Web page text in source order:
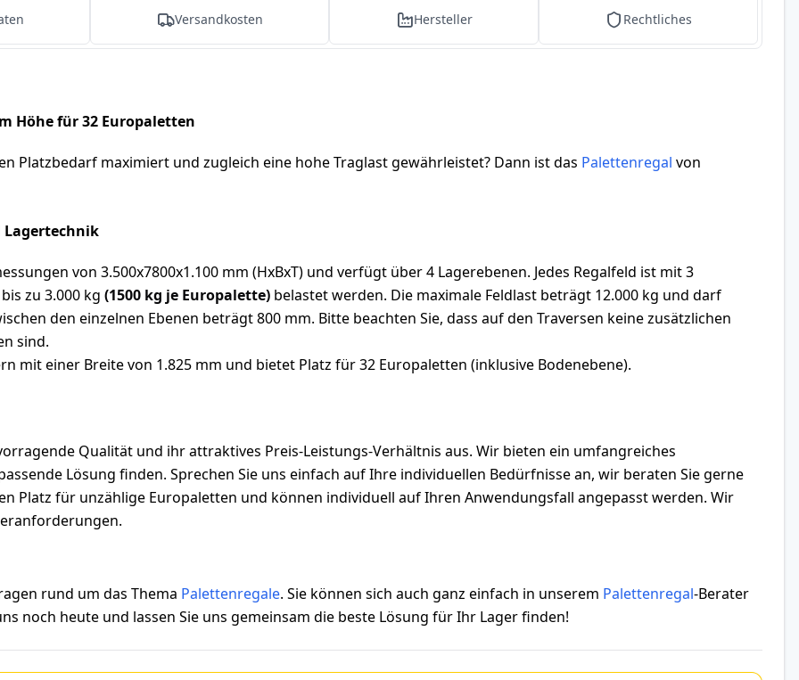
Versandkosten Hersteller Rechtliches
Höhe für 32 Europaletten
Platzbedarf maximiert und zugleich eine hohe Traglast gewährleistet? Dann ist das Palettenregal von
Lagertechnik
von 3.500x7800x1.100 mm (HxBxT) und verfügt über 4 Lagerebenen. Jedes Regalfeld ist mit 3
zu 3.000 kg (1500 kg je Europalette) belastet werden. Die maximale Feldlast beträgt 12.000 kg und darf
den einzelnen Ebenen beträgt 800 mm. Bitte beachten Sie, dass auf den Traversen keine zusätzlichen
sind.
mit einer Breite von 1.825 mm und bietet Platz für 32 Europaletten (inklusive Bodenebene).
Qualität und ihr attraktives Preis-Leistungs-Verhältnis aus. Wir bieten ein umfangreiches
Lösung finden. Sprechen Sie uns einfach auf Ihre individuellen Bedürfnisse an, wir beraten Sie gerne
Platz für unzählige Europaletten und können individuell auf Ihren Anwendungsfall angepasst werden. Wir
rund um das Thema Palettenregale. Sie können sich auch ganz einfach in unserem Palettenregal-Berater
noch heute und lassen Sie uns gemeinsam die beste Lösung für Ihr Lager finden!